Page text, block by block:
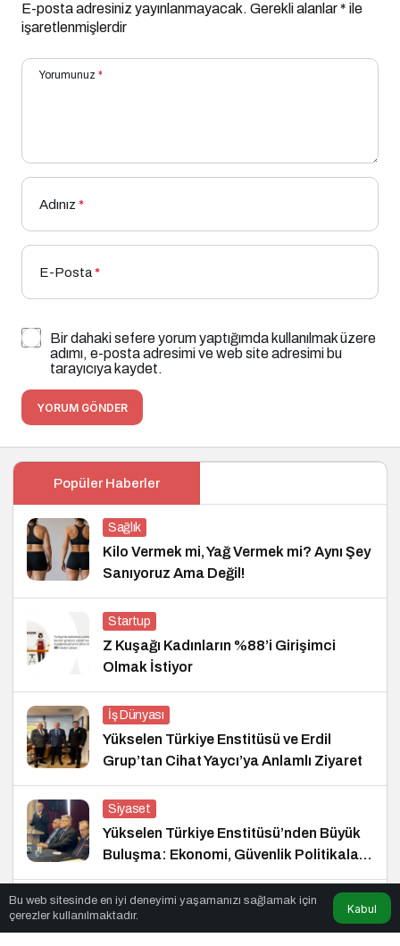
E-posta adresiniz yayınlanmayacak. Gerekli alanlar* ile
işaretlenmişlerdir
Yorumunuz *
Adınız *
E-Posta*
Bir dahaki sefere yorum yaptığımda kullanılmak üzere
adımı, e-posta adresimi ve web site adresimi bu
tarayıcıya kaydet.
YORUM GÖNDER
Popüler Haberler
Sağlık
Kilo Vermek mi, Yağ Vermek mi? Aynı Şey
Sanıyoruz Ama Değil!
Startup
Z Kuşağı Kadınların %88’i Girişimci
Olmak İstiyor
İş Dünyası
Yükselen Türkiye Enstitüsü ve Erdil
Grup’tan Cihat Yaycı’ya Anlamlı Ziyaret
Siyaset
Yükselen Türkiye Enstitüsü’nden Büyük
Buluşma: Ekonomi, Güvenlik Politikaları
ve Hukuk Konferansı
Kültür Sanat
Bu web sitesinde en iyi deneyimi yaşamanızı sağlamak için
çerezler kullanılmaktadır.
Kabul